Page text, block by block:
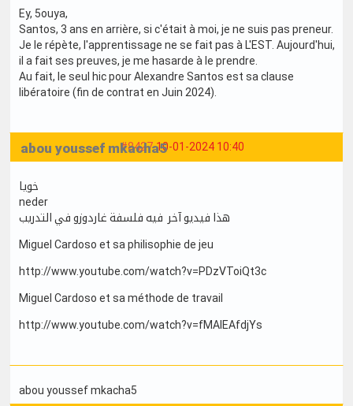
Ey, 5ouya,
Santos, 3 ans en arrière, si c'était à moi, je ne suis pas preneur.
Je le répète, l'apprentissage ne se fait pas à L'EST. Aujourd'hui,
il a fait ses preuves, je me hasarde à le prendre.
Au fait, le seul hic pour Alexandre Santos est sa clause
libératoire (fin de contrat en Juin 2024).
#8427 10-01-2024 10:40
abou youssef mkacha5
خويا
neder
هذا فيديو آخر فيه فلسفة غاردوزو في التدريب
Miguel Cardoso et sa philisophie de jeu
http://www.youtube.com/watch?v=PDzVToiQt3c
Miguel Cardoso et sa méthode de travail
http://www.youtube.com/watch?v=fMAlEAfdjYs
abou youssef mkacha5